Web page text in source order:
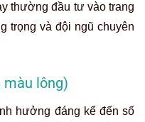
thường đầu tư vào trang
trọng và đội ngũ chuyên
màu lông)
hưởng đáng kể đến số